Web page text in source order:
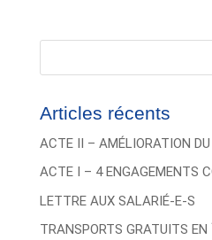
Articles récents
ACTE II – AMÉLIORATION DU
ACTE I – 4 ENGAGEMENTS
LETTRE AUX SALARIÉ-E-S
TRANSPORTS GRATUITS